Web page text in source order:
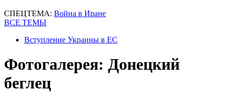
СПЕЦТЕМА: Война в Иране
ВСЕ ТЕМЫ
Вступление Украины в ЕС
Фотогалерея: Донецкий
беглец